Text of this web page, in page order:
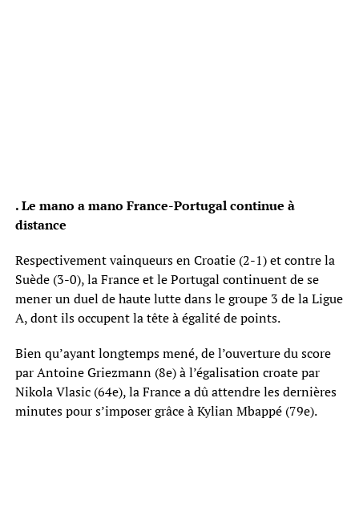
. Le mano a mano France-Portugal continue à
distance
Respectivement vainqueurs en Croatie (2-1) et contre la
Suède (3-0), la France et le Portugal continuent de se
mener un duel de haute lutte dans le groupe 3 de la Ligue
A, dont ils occupent la tête à égalité de points.
Bien qu’ayant longtemps mené, de l’ouverture du score
par Antoine Griezmann (8e) à l’égalisation croate par
Nikola Vlasic (64e), la France a dû attendre les dernières
minutes pour s’imposer grâce à Kylian Mbappé (79e).